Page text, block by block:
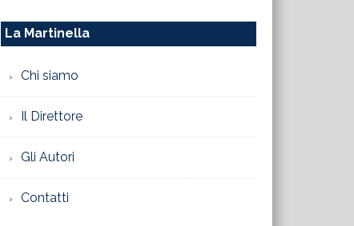
La Martinella
Chi siamo
Il Direttore
Gli Autori
Contatti